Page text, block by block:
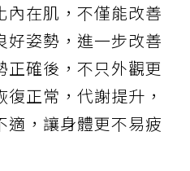
內在肌，不僅能改善
好姿勢，進一步改善
確後，不只外觀更
正常，代謝提升，
適，讓身體更不易疲